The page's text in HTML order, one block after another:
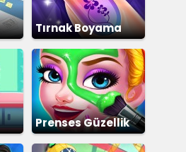
Tırnak Boyama
Prenses Güzellik
Salonu